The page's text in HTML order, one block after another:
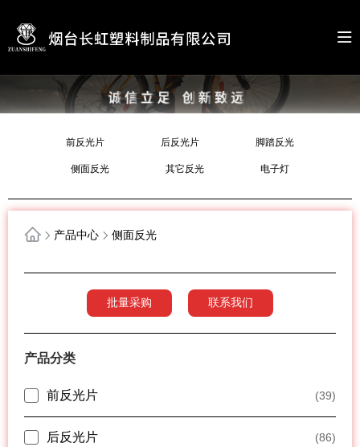
前反光片 后反光片 脚踏反光
侧面反光 其它反光 电子灯
产品中心 侧面反光
批量采购 联系我们
产品分类
前反光片 (39)
后反光片 (86)